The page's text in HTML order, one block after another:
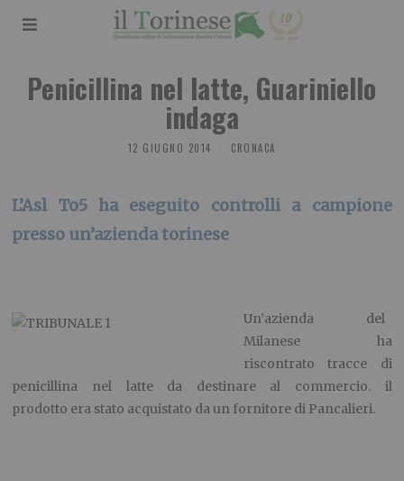
Penicillina nel latte, Guariniello
indaga
12 GIUGNO 2014 CRONACA
L’Asl To5 ha eseguito controlli a campione
presso un’azienda torinese
Un’azienda del
Milanese ha
riscontrato tracce di
penicillina nel latte da destinare al commercio. il
prodotto era stato acquistato da un fornitore di Pancalieri.